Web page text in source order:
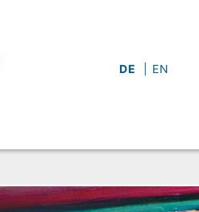
DE EN